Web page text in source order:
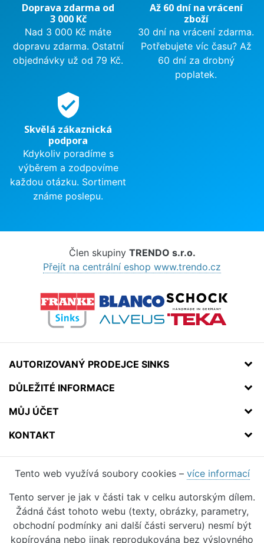
Doprava zdarma od
3 000 Kč
Nad 3 000 Kč máte
dopravu zdarma. Ostatní
objednávky už od 79 Kč.
Až 60 dní na vrácení
zboží
30 dní na vrácení zdarma.
Potřebujete víc času? Až
60 dní za drobný
poplatek.
verified_user
Skvělá zákaznická
podpora
Kdykoliv poradíme s
výběrem a zodpovíme
každou otázku. Sortiment
známe poslepu.
Člen skupiny TRENDO s.r.o.
Přejít na centrální eshop www.trendo.cz
AUTORIZOVANÝ PRODEJCE SINKS
DŮLEŽITÉ INFORMACE
MŮJ ÚČET
KONTAKT
Tento web využívá soubory cookies – více informací
Tento server je jak v části tak v celku autorským dílem.
Žádná část tohoto webu (texty, obrázky, parametry,
obchodní podmínky ani další části serveru) nesmí být
kopírována nebo jinak reprodukována bez výslovného